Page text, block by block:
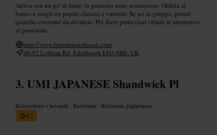
Arriva con un po' di fame: le porzioni sono sostanziose. Ordina al
banco e scegli tra panini classici e varianti. Se sei in gruppo, prendi
qualche contorno da dividere. Per diete particolari chiedi le alternative
al personale.
http://www.breadmeatsbread.com/
90-92 Lothian Rd, Edinburgh EH3 9BE, UK
UMI JAPANESE Shandwick Pl
Ristorazione e bevande • Ristorante • Ristorante giapponese
4,7